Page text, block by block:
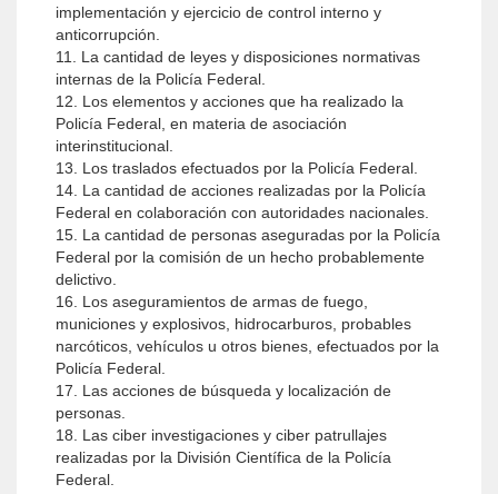
implementación y ejercicio de control interno y
anticorrupción.
11. La cantidad de leyes y disposiciones normativas
internas de la Policía Federal.
12. Los elementos y acciones que ha realizado la
Policía Federal, en materia de asociación
interinstitucional.
13. Los traslados efectuados por la Policía Federal.
14. La cantidad de acciones realizadas por la Policía
Federal en colaboración con autoridades nacionales.
15. La cantidad de personas aseguradas por la Policía
Federal por la comisión de un hecho probablemente
delictivo.
16. Los aseguramientos de armas de fuego,
municiones y explosivos, hidrocarburos, probables
narcóticos, vehículos u otros bienes, efectuados por la
Policía Federal.
17. Las acciones de búsqueda y localización de
personas.
18. Las ciber investigaciones y ciber patrullajes
realizadas por la División Científica de la Policía
Federal.